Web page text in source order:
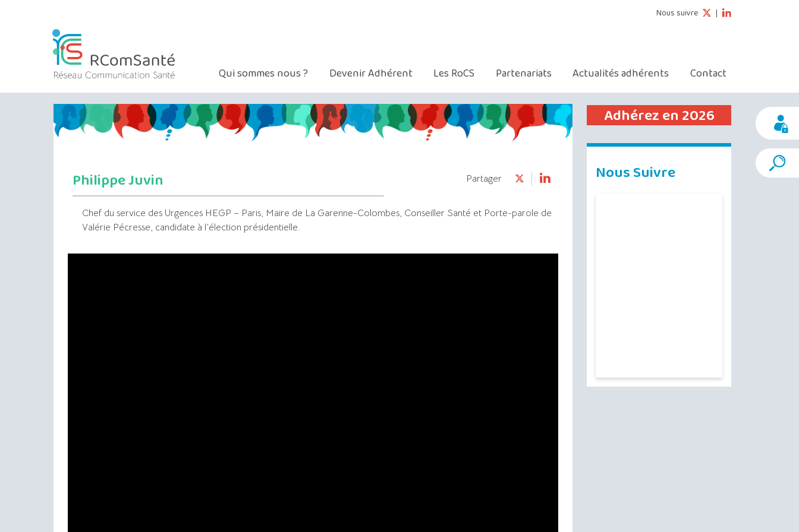
Nous suivre |
Qui sommes nous ? Devenir Adhérent Les RoCS Partenariats Actualités adhérents Contact
Philippe Juvin Partager
Chef du service des Urgences HEGP – Paris, Maire de La Garenne-Colombes, Conseiller Santé et Porte-parole de
Valérie Pécresse, candidate à l’élection présidentielle.
Adhérez en 2026
Nous Suivre